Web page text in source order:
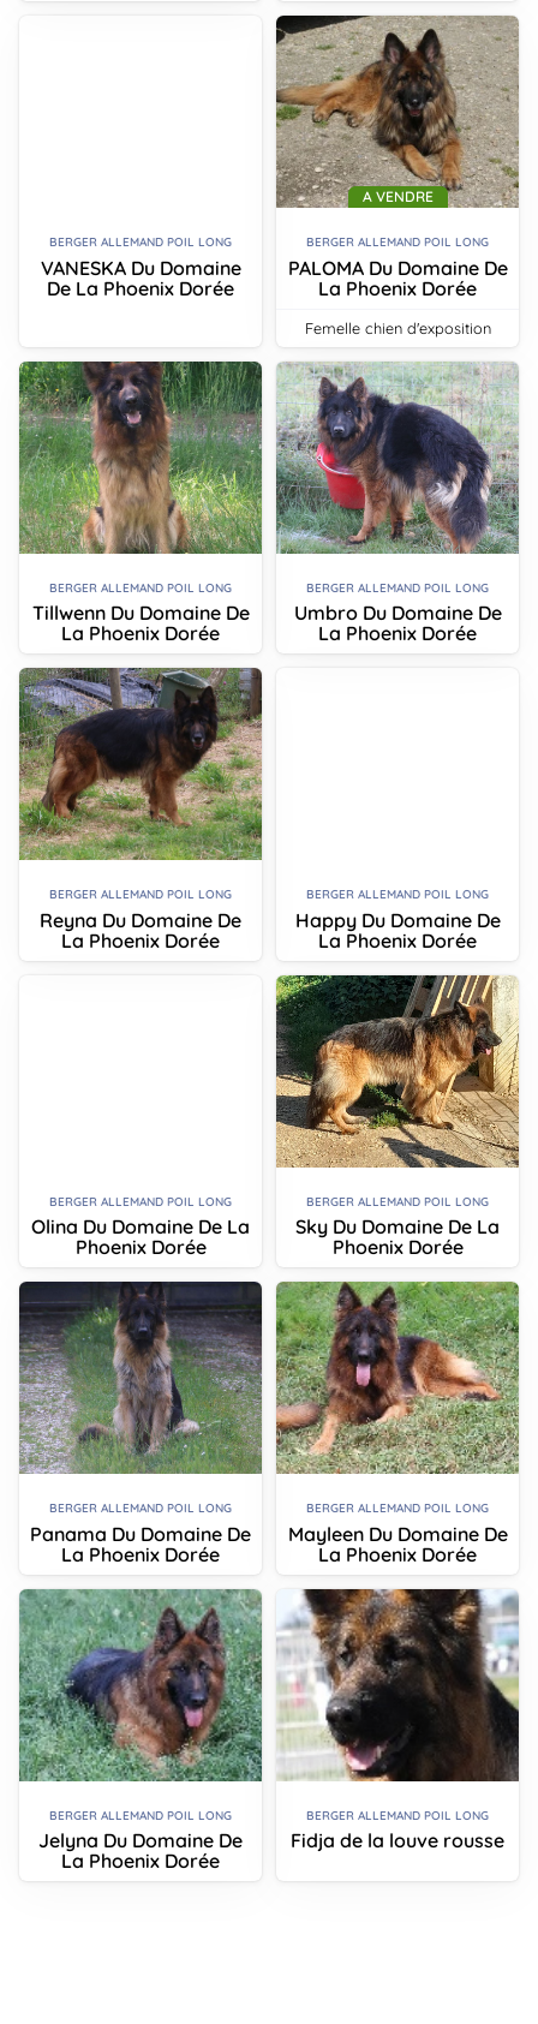
BERGER ALLEMAND POIL LONG
VANESKA Du Domaine
De La Phoenix Dorée
A VENDRE
BERGER ALLEMAND POIL LONG
PALOMA Du Domaine De
La Phoenix Dorée
femelle chien d'exposition
BERGER ALLEMAND POIL LONG
Tillwenn Du Domaine De
La Phoenix Dorée
BERGER ALLEMAND POIL LONG
Umbro Du Domaine De
La Phoenix Dorée
BERGER ALLEMAND POIL LONG
Reyna Du Domaine De
La Phoenix Dorée
BERGER ALLEMAND POIL LONG
Happy Du Domaine De
La Phoenix Dorée
BERGER ALLEMAND POIL LONG
Olina Du Domaine De La
Phoenix Dorée
BERGER ALLEMAND POIL LONG
Sky Du Domaine De La
Phoenix Dorée
BERGER ALLEMAND POIL LONG
Panama Du Domaine De
La Phoenix Dorée
BERGER ALLEMAND POIL LONG
Mayleen Du Domaine De
La Phoenix Dorée
BERGER ALLEMAND POIL LONG
Jelyna Du Domaine De
La Phoenix Dorée
BERGER ALLEMAND POIL LONG
Fidja de la louve rousse